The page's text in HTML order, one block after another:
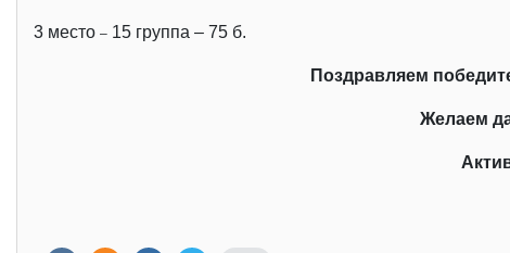
3 место – 15 группа – 75 б.
Поздравляем
Желаем